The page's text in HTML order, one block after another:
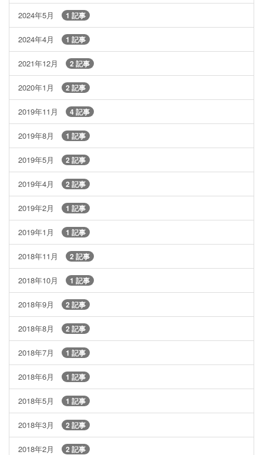
2024年5月 1 記事
2024年4月 1 記事
2021年12月 2 記事
2020年1月 2 記事
2019年11月 4 記事
2019年8月 1 記事
2019年5月 2 記事
2019年4月 2 記事
2019年2月 1 記事
2019年1月 1 記事
2018年11月 2 記事
2018年10月 1 記事
2018年9月 2 記事
2018年8月 2 記事
2018年7月 1 記事
2018年6月 1 記事
2018年5月 1 記事
2018年3月 2 記事
2018年2月 2 記事